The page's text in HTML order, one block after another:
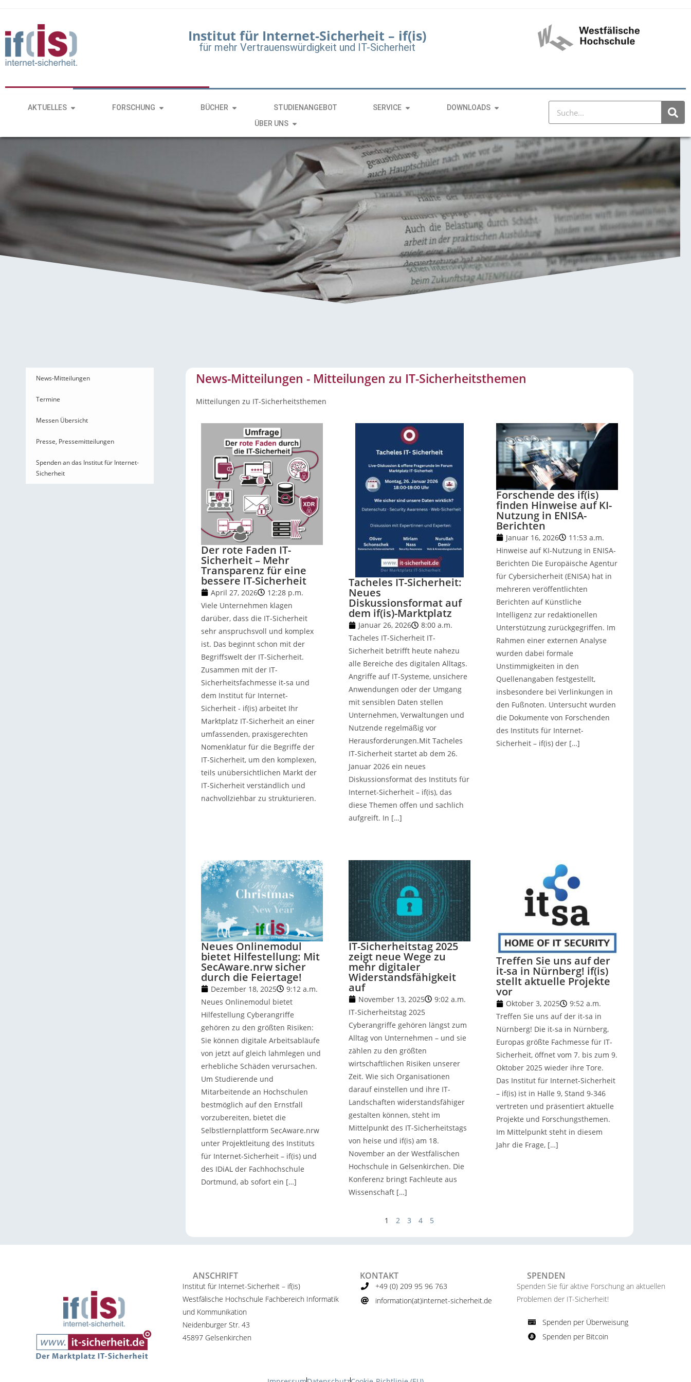
Institut für Internet-Sicherheit – if(is)
für mehr Vertrauenswürdigkeit und IT-Sicherheit
AKTUELLES FORSCHUNG BÜCHER STUDIENANGEBOT SERVICE
DOWNLOADS
ÜBER UNS
News-Mitteilungen
Termine
Messen Übersicht
Presse, Pressemitteilungen
Spenden an das Institut für Internet-
Sicherheit
News-Mitteilungen - Mitteilungen zu IT-Sicherheitsthemen
Mitteilungen zu IT-Sicherheitsthemen
Der rote Faden IT-
Sicherheit – Mehr
Transparenz für eine
bessere IT-Sicherheit
April 27, 2026
12:28 p.m.
Viele Unternehmen klagen
darüber, dass die IT-Sicherheit
sehr anspruchsvoll und komplex
ist. Das beginnt schon mit der
Begriffswelt der IT-Sicherheit.
Zusammen mit der IT-
Sicherheitsfachmesse it-sa und
dem Institut für Internet-
Sicherheit - if(is) arbeitet Ihr
Marktplatz IT-Sicherheit an einer
umfassenden, praxisgerechten
Nomenklatur für die Begriffe der
IT-Sicherheit, um den komplexen,
teils unübersichtlichen Markt der
IT-Sicherheit verständlich und
nachvollziehbar zu strukturieren.
Tacheles IT-Sicherheit:
Neues
Diskussionsformat auf
dem if(is)-Marktplatz
Januar 26, 2026
8:00 a.m.
Tacheles IT-Sicherheit IT-
Sicherheit betrifft heute nahezu
alle Bereiche des digitalen Alltags.
Angriffe auf IT-Systeme, unsichere
Anwendungen oder der Umgang
mit sensiblen Daten stellen
Unternehmen, Verwaltungen und
Nutzende regelmäßig vor
Herausforderungen.Mit Tacheles
IT-Sicherheit startet ab dem 26.
Januar 2026 ein neues
Diskussionsformat des Instituts für
Internet-Sicherheit – if(is), das
diese Themen offen und sachlich
aufgreift. In […]
Forschende des if(is)
finden Hinweise auf KI-
Nutzung in ENISA-
Berichten
Januar 16, 2026
11:53 a.m.
Hinweise auf KI-Nutzung in ENISA-
Berichten Die Europäische Agentur
für Cybersicherheit (ENISA) hat in
mehreren veröffentlichten
Berichten auf Künstliche
Intelligenz zur redaktionellen
Unterstützung zurückgegriffen. Im
Rahmen einer externen Analyse
wurden dabei formale
Unstimmigkeiten in den
Quellenangaben festgestellt,
insbesondere bei Verlinkungen in
den Fußnoten. Untersucht wurden
die Dokumente von Forschenden
des Instituts für Internet-
Sicherheit – if(is) der […]
Neues Onlinemodul
bietet Hilfestellung: Mit
SecAware.nrw sicher
durch die Feiertage!
Dezember 18, 2025
9:12 a.m.
Neues Onlinemodul bietet
Hilfestellung Cyberangriffe
gehören zu den größten Risiken:
Sie können digitale Arbeitsabläufe
von jetzt auf gleich lahmlegen und
erhebliche Schäden verursachen.
Um Studierende und
Mitarbeitende an Hochschulen
bestmöglich auf den Ernstfall
vorzubereiten, bietet die
Selbstlernplattform SecAware.nrw
unter Projektleitung des Instituts
für Internet-Sicherheit – if(is) und
des IDiAL der Fachhochschule
Dortmund, ab sofort ein […]
IT-Sicherheitstag 2025
zeigt neue Wege zu
mehr digitaler
Widerstandsfähigkeit
auf
November 13, 2025
9:02 a.m.
IT-Sicherheitstag 2025
Cyberangriffe gehören längst zum
Alltag von Unternehmen – und sie
zählen zu den größten
wirtschaftlichen Risiken unserer
Zeit. Wie sich Organisationen
darauf einstellen und ihre IT-
Landschaften widerstandsfähiger
gestalten können, steht im
Mittelpunkt des IT-Sicherheitstags
von heise und if(is) am 18.
November an der Westfälischen
Hochschule in Gelsenkirchen. Die
Konferenz bringt Fachleute aus
Wissenschaft […]
Treffen Sie uns auf der
it-sa in Nürnberg! if(is)
stellt aktuelle Projekte
vor
Oktober 3, 2025
9:52 a.m.
Treffen Sie uns auf der it-sa in
Nürnberg! Die it-sa in Nürnberg,
Europas größte Fachmesse für IT-
Sicherheit, öffnet vom 7. bis zum 9.
Oktober 2025 wieder ihre Tore.
Das Institut für Internet-Sicherheit
– if(is) ist in Halle 9, Stand 9-346
vertreten und präsentiert aktuelle
Projekte und Forschungsthemen.
Im Mittelpunkt steht in diesem
Jahr die Frage, […]
1 2 3 4 5
ANSCHRIFT
Institut für Internet-Sicherheit – if(is)
Westfälische Hochschule Fachbereich Informatik
und Kommunikation
Neidenburger Str. 43
45897 Gelsenkirchen
KONTAKT
+49 (0) 209 95 96 763
information(at)internet-sicherheit.de ​
SPENDEN
Spenden Sie für aktive Forschung an aktuellen
Problemen der IT-Sicherheit!​
Spenden per Überweisung​
Spenden per Bitcoin​